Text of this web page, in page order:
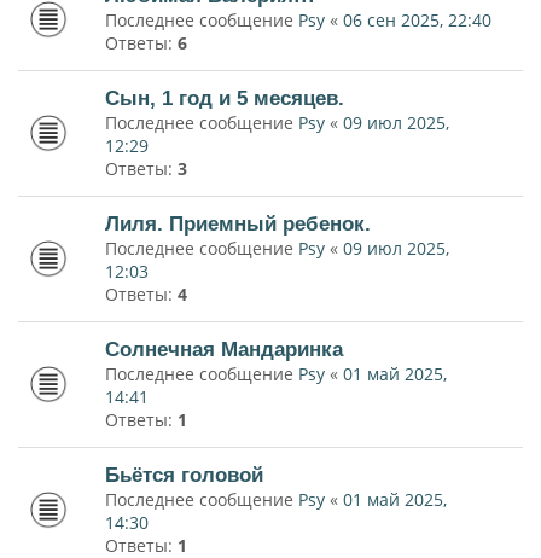
Последнее сообщение Psy « 06 сен 2025, 22:40
Ответы: 6
Сын, 1 год и 5 месяцев.
Последнее сообщение Psy « 09 июл 2025,
12:29
Ответы: 3
Лиля. Приемный ребенок.
Последнее сообщение Psy « 09 июл 2025,
12:03
Ответы: 4
Солнечная Мандаринка
Последнее сообщение Psy « 01 май 2025,
14:41
Ответы: 1
Бьётся головой
Последнее сообщение Psy « 01 май 2025,
14:30
Ответы: 1